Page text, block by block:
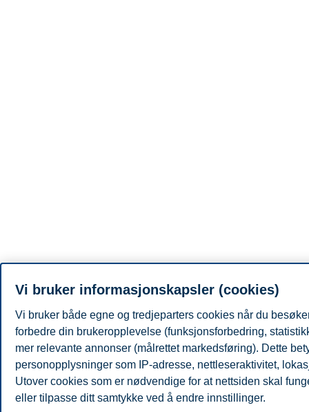
Vi bruker informasjonskapsler (cookies)
Vi bruker både egne og tredjeparters cookies når du
forbedre din brukeropplevelse (funksjonsforbedring,
mer relevante annonser (målrettet markedsføring). Dette
personopplysninger som IP-adresse, nettleseraktivitet,
Utover cookies som er nødvendige for at nettsiden skal
eller tilpasse ditt samtykke ved å endre innstillinger.